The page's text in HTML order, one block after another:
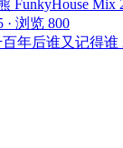
FunkyHouse Mix
· 浏览 800
年后谁又记得谁